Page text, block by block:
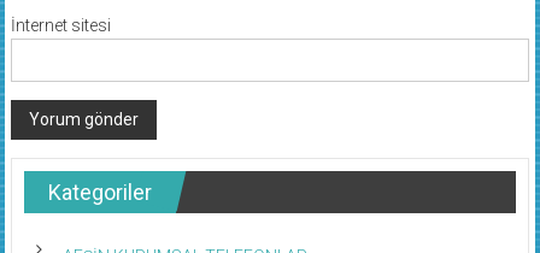
İnternet sitesi
Kategoriler